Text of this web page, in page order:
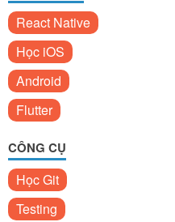
React Native
Học iOS
Android
Flutter
CÔNG CỤ
Học Git
Testing